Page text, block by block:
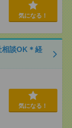
気になる！
相談OK＊経
気になる！